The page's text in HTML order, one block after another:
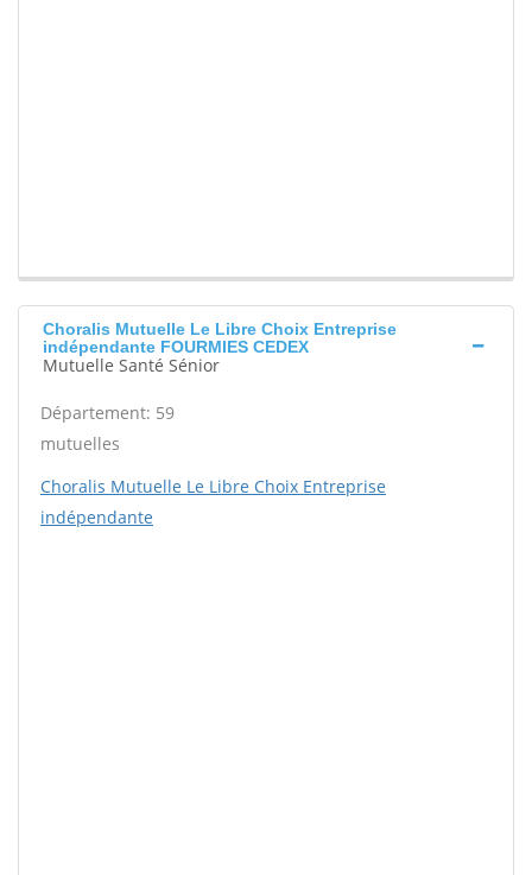
Choralis Mutuelle Le Libre Choix Entreprise
indépendante FOURMIES CEDEX
Mutuelle Santé Sénior
Département: 59
mutuelles
Choralis Mutuelle Le Libre Choix Entreprise
indépendante